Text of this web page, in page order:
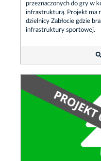
przeznaczonych do gry w
infrastrukturą. Projekt ma
dzielnicy Zabłocie gdzie
infrastruktury sportowej.